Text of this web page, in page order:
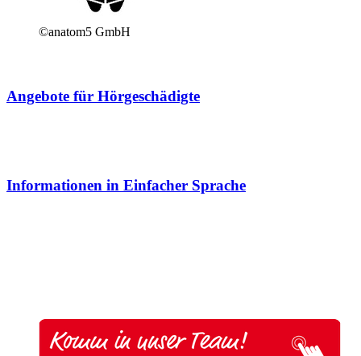
©anatom5 GmbH
Angebote für Hörgeschädigte
Informationen in Einfacher Sprache